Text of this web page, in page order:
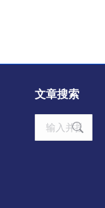
文章搜索
Search: